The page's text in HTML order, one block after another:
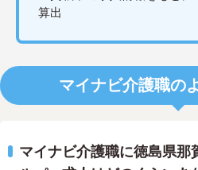
算出
マイナビ介護職の
マイナビ介護職に徳島県那